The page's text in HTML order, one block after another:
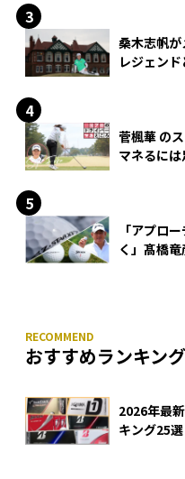
桑木志帆
レジェン
菅楓華 の
マネるに
「アプロ
く」髙橋
おすすめランキング
2026年最
キング25